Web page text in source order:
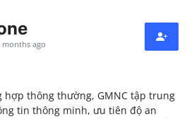
months ago
hợp thông thường, GMNC tập trung
tin thông minh, ưu tiên độ an